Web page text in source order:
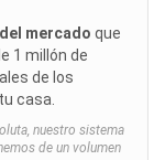
mercado que
1 millón de
de los
casa.
nuestro sistema
de un volumen